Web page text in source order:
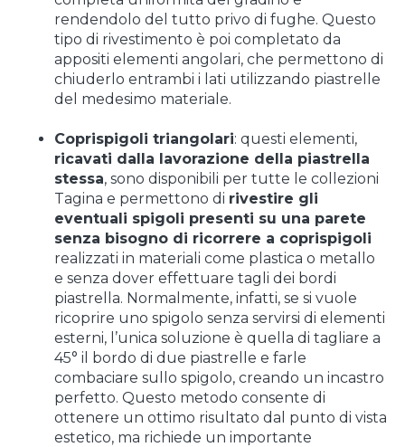
rendendolo del tutto privo di fughe. Questo
tipo di rivestimento è poi completato da
appositi elementi angolari, che permettono di
chiuderlo entrambi i lati utilizzando piastrelle
del medesimo materiale.
Coprispigoli triangolari: questi elementi,
ricavati dalla lavorazione della piastrella
stessa, sono disponibili per tutte le collezioni
Tagina e permettono di rivestire gli
eventuali spigoli presenti su una parete
senza bisogno di ricorrere a coprispigoli
realizzati in materiali come plastica o metallo
e senza dover effettuare tagli dei bordi
piastrella. Normalmente, infatti, se si vuole
ricoprire uno spigolo senza servirsi di elementi
esterni, l’unica soluzione è quella di tagliare a
45° il bordo di due piastrelle e farle
combaciare sullo spigolo, creando un incastro
perfetto. Questo metodo consente di
ottenere un ottimo risultato dal punto di vista
estetico, ma richiede un importante